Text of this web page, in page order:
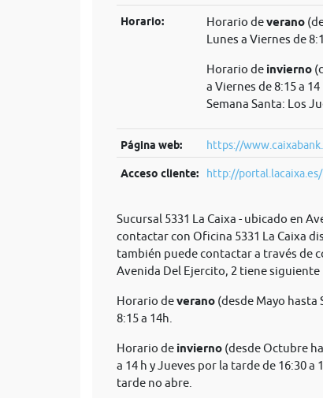
Horario: Horario deverano
Lunes a Viernes de
Horario de invierno
a Viernes de 8:15 a
Semana Santa: Los
Página web: https://
Acceso cliente: http://portal.lacaixa.es/
Sucursal 5331 La Caixa - ubicado en
contactar con Oficina 5331 La Caixa
también puede contactar a través de
Avenida Del Ejercito, 2 tiene
Horario deverano (desde Mayo hasta
8:15 a 14h.
Horario de invierno (desde Octubre
a 14 h y Jueves por la tarde de 16:30 a
tarde no abre.